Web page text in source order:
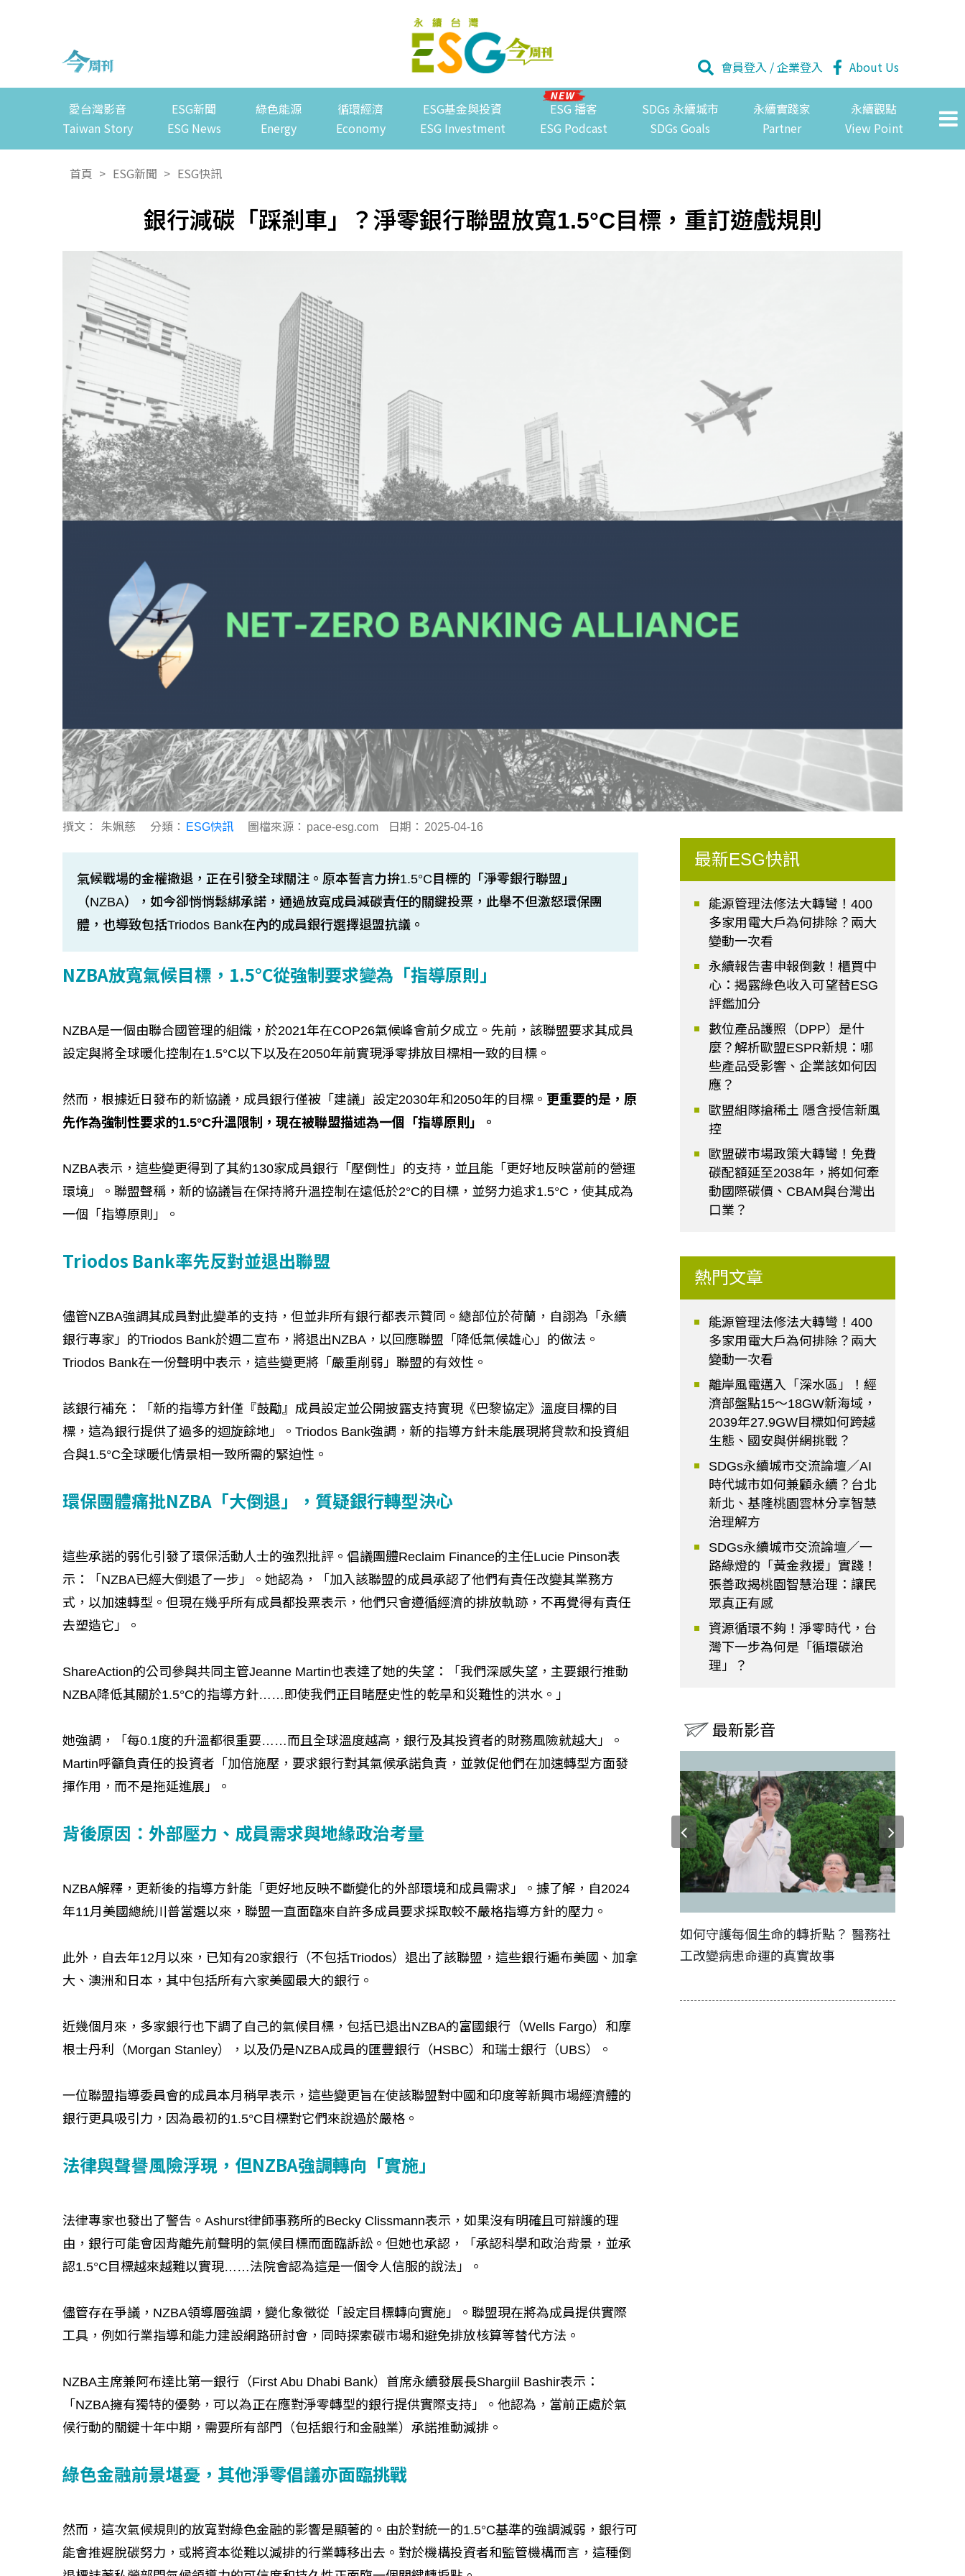
會員登入 /企業登入 About Us
愛台灣影音
Taiwan Story
ESG新聞
ESG News
綠色能源
Energy
循環經濟
Economy
ESG基金與投資
ESG Investment
ESG 播客
ESG Podcast
SDGs 永續城市
SDGs Goals
永續實踐家
Partner
永續觀點
View Point
首頁 > ESG新聞 > ESG快訊
銀行減碳「踩剎車」？淨零銀行聯盟放寬1.5°C目標，重訂遊戲規則
撰文： 朱姵慈 分類： ESG快訊 圖檔來源： pace-esg.com 日期： 2025-04-16
氣候戰場的金權撤退，正在引發全球關注。原本誓言力拚1.5°C目標的「淨零銀行聯盟」
（NZBA），如今卻悄悄鬆綁承諾，通過放寬成員減碳責任的關鍵投票，此舉不但激怒環保團
體，也導致包括Triodos Bank在內的成員銀行選擇退盟抗議。
NZBA放寬氣候目標，1.5°C從強制要求變為「指導原則」
NZBA是一個由聯合國管理的組織，於2021年在COP26氣候峰會前夕成立。先前，該聯盟要求其成員
設定與將全球暖化控制在1.5°C以下以及在2050年前實現淨零排放目標相一致的目標。
然而，根據近日發布的新協議，成員銀行僅被「建議」設定2030年和2050年的目標。 更重要的是，原
先作為強制性要求的1.5°C升溫限制，現在被聯盟描述為一個「指導原則」。
NZBA表示，這些變更得到了其約130家成員銀行「壓倒性」的支持，並且能「更好地反映當前的營運
環境」。聯盟聲稱，新的協議旨在保持將升溫控制在遠低於2°C的目標，並努力追求1.5°C，使其成為
一個「指導原則」。
Triodos Bank率先反對並退出聯盟
儘管NZBA強調其成員對此變革的支持，但並非所有銀行都表示贊同。總部位於荷蘭，自詡為「永續
銀行專家」的Triodos Bank於週二宣布，將退出NZBA，以回應聯盟「降低氣候雄心」的做法。
Triodos Bank在一份聲明中表示，這些變更將「嚴重削弱」聯盟的有效性。
該銀行補充：「新的指導方針僅『鼓勵』成員設定並公開披露支持實現《巴黎協定》溫度目標的目
標，這為銀行提供了過多的迴旋餘地」。Triodos Bank強調，新的指導方針未能展現將貸款和投資組
合與1.5°C全球暖化情景相一致所需的緊迫性。
環保團體痛批NZBA「大倒退」，質疑銀行轉型決心
這些承諾的弱化引發了環保活動人士的強烈批評。倡議團體Reclaim Finance的主任Lucie Pinson表
示：「NZBA已經大倒退了一步」。她認為，「加入該聯盟的成員承認了他們有責任改變其業務方
式，以加速轉型。但現在幾乎所有成員都投票表示，他們只會遵循經濟的排放軌跡，不再覺得有責任
去塑造它」。
ShareAction的公司參與共同主管Jeanne Martin也表達了她的失望：「我們深感失望，主要銀行推動
NZBA降低其關於1.5°C的指導方針……即使我們正目睹歷史性的乾旱和災難性的洪水。」
她強調，「每0.1度的升溫都很重要……而且全球溫度越高，銀行及其投資者的財務風險就越大」。
Martin呼籲負責任的投資者「加倍施壓，要求銀行對其氣候承諾負責，並敦促他們在加速轉型方面發
揮作用，而不是拖延進展」。
背後原因：外部壓力、成員需求與地緣政治考量
NZBA解釋，更新後的指導方針能「更好地反映不斷變化的外部環境和成員需求」。據了解，自2024
年11月美國總統川普當選以來，聯盟一直面臨來自許多成員要求採取較不嚴格指導方針的壓力。
此外，自去年12月以來，已知有20家銀行（不包括Triodos）退出了該聯盟，這些銀行遍布美國、加拿
大、澳洲和日本，其中包括所有六家美國最大的銀行。
近幾個月來，多家銀行也下調了自己的氣候目標，包括已退出NZBA的富國銀行（Wells Fargo）和摩
根士丹利（Morgan Stanley），以及仍是NZBA成員的匯豐銀行（HSBC）和瑞士銀行（UBS）。
一位聯盟指導委員會的成員本月稍早表示，這些變更旨在使該聯盟對中國和印度等新興市場經濟體的
銀行更具吸引力，因為最初的1.5°C目標對它們來說過於嚴格。
法律與聲譽風險浮現，但NZBA強調轉向「實施」
法律專家也發出了警告。Ashurst律師事務所的Becky Clissmann表示，如果沒有明確且可辯護的理
由，銀行可能會因背離先前聲明的氣候目標而面臨訴訟。但她也承認，「承認科學和政治背景，並承
認1.5°C目標越來越難以實現……法院會認為這是一個令人信服的說法」。
儘管存在爭議，NZBA領導層強調，變化象徵從「設定目標轉向實施」。聯盟現在將為成員提供實際
工具，例如行業指導和能力建設網路研討會，同時探索碳市場和避免排放核算等替代方法。
NZBA主席兼阿布達比第一銀行（First Abu Dhabi Bank）首席永續發展長Shargiil Bashir表示：
「NZBA擁有獨特的優勢，可以為正在應對淨零轉型的銀行提供實際支持」。他認為，當前正處於氣
候行動的關鍵十年中期，需要所有部門（包括銀行和金融業）承諾推動減排。
綠色金融前景堪憂，其他淨零倡議亦面臨挑戰
然而，這次氣候規則的放寬對綠色金融的影響是顯著的。由於對統一的1.5°C基準的強調減弱，銀行可
能會推遲脫碳努力，或將資本從難以減排的行業轉移出去。對於機構投資者和監管機構而言，這種倒
最新ESG快訊
能源管理法修法大轉彎！400
多家用電大戶為何排除？兩大
變動一次看
永續報告書申報倒數！櫃買中
心：揭露綠色收入可望替ESG
評鑑加分
數位產品護照（DPP）是什
麼？解析歐盟ESPR新規：哪
些產品受影響、企業該如何因
應？
歐盟組隊搶稀土 隱含授信新風
控
歐盟碳市場政策大轉彎！免費
碳配額延至2038年，將如何牽
動國際碳價、CBAM與台灣出
口業？
熱門文章
能源管理法修法大轉彎！400
多家用電大戶為何排除？兩大
變動一次看
離岸風電邁入「深水區」！經
濟部盤點15～18GW新海域，
2039年27.9GW目標如何跨越
生態、國安與併網挑戰？
SDGs永續城市交流論壇／AI
時代城市如何兼顧永續？台北
新北、基隆桃園雲林分享智慧
治理解方
SDGs永續城市交流論壇／一
路綠燈的「黃金救援」實踐！
張善政揭桃園智慧治理：讓民
眾真正有感
資源循環不夠！淨零時代，台
灣下一步為何是「循環碳治
理」？
最新影音
工改變病患命運的真實故事
社工如何改變生命的故事
中國信託舉辦《2025淨零永續關鍵行
如何守護每個生命的轉折點？ 醫務社
工改變病患命運的真實故事